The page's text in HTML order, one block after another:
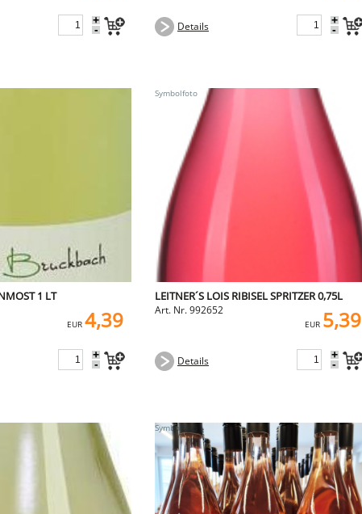
+
- Details +
-
1 LT
EUR 4,39
+
-
LEITNER´S LOIS RIBISEL SPRITZER 0,75L
Art. Nr. 992652
EUR 5,39
Details +
-